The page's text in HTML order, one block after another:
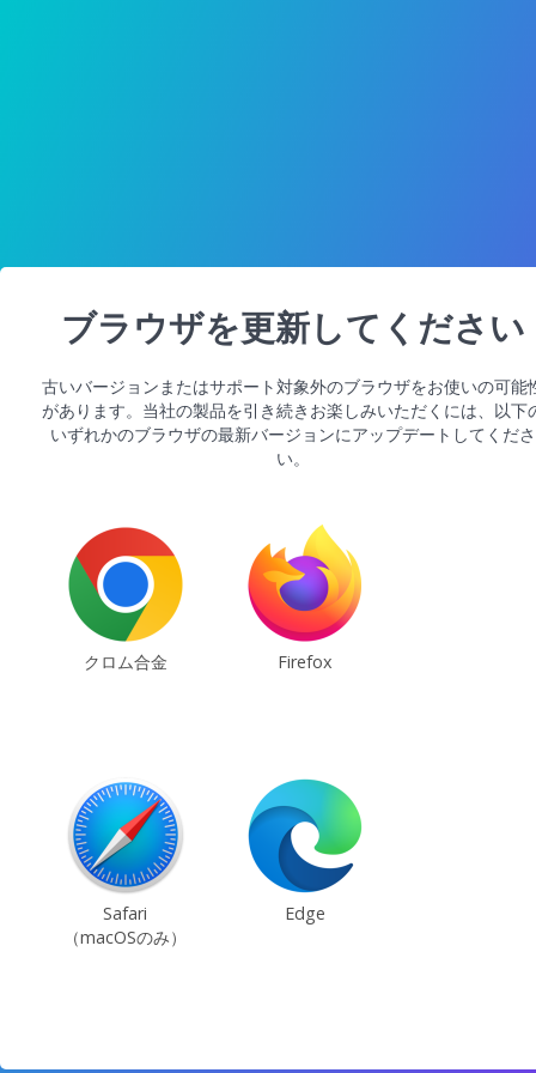
ブラウザを更新してください
古いバージョンまたはサポート対象外のブラウザをお使いの可能
があります。当社の製品を引き続きお楽しみいただくには、以下
いずれかのブラウザの最新バージョンにアップデートしてくださ
い。
クロム合金 Firefox
Safari
（macOSのみ）
Edge